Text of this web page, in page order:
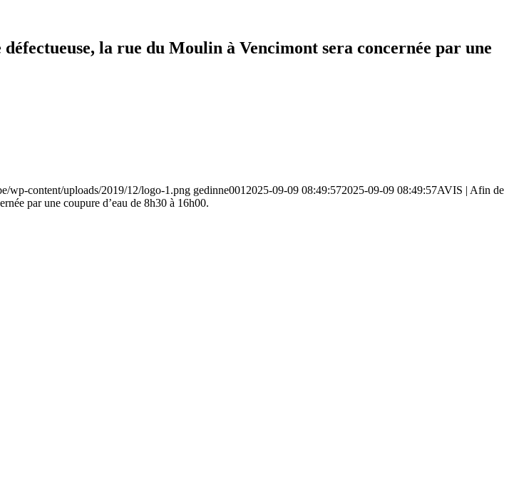
la rue du Moulin à Vencimont sera concernée par une
wp-content/uploads/2019/12/logo-1.png gedinne001 2025-09-09 08:49:572025-09-09 08:49:57AVIS | Afin de
par une coupure d’eau de 8h30 à 16h00.